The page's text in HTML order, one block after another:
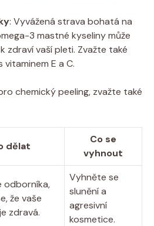
: Vyvážená strava bohatá na
3 mastné kyseliny může
zdraví vaší pleti. Zvažte také
vitaminem E a C.
chemický peeling, zvažte také
dělat
Co se
vyhnout
odborníka,
že vaše
zdravá.
Vyhněte se
slunění a
agresivní
kosmetice.